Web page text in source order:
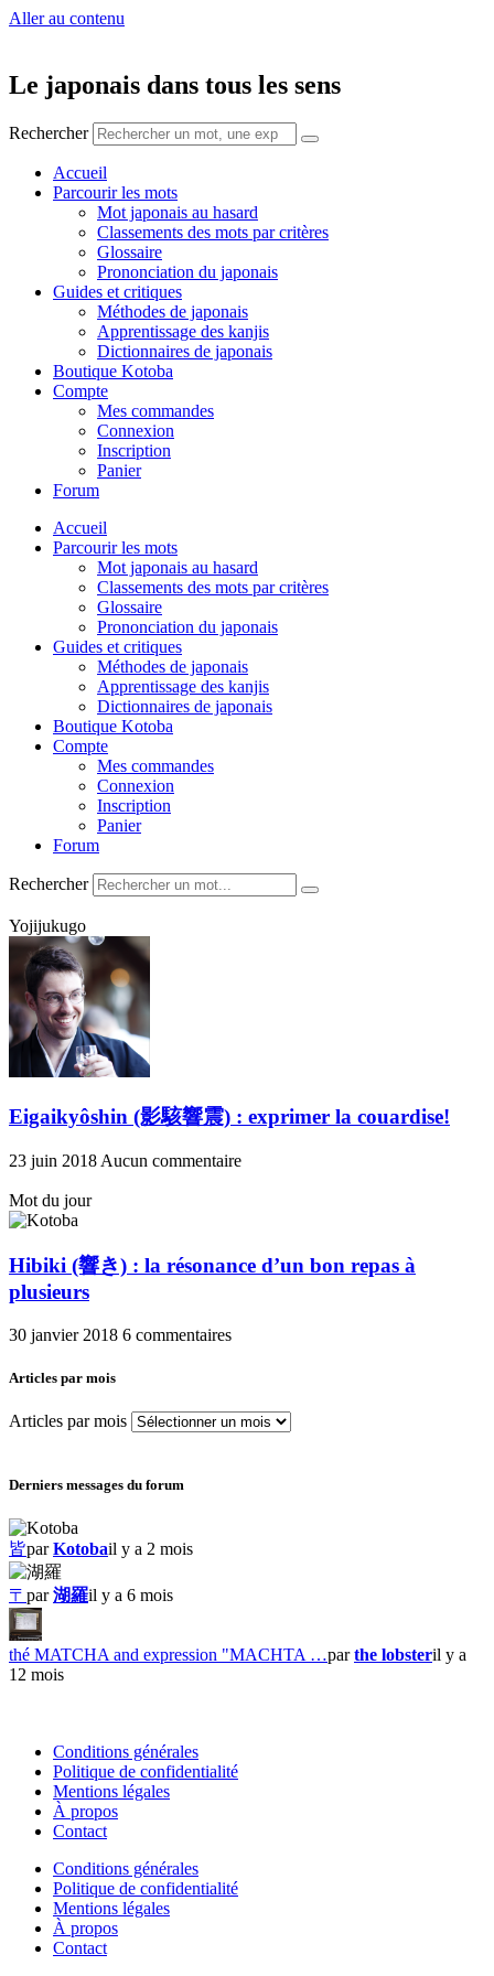
Aller au contenu
Le japonais dans tous les sens
Rechercher
Accueil
Parcourir les mots
Mot japonais au hasard
Classements des mots par critères
Glossaire
Prononciation du japonais
Guides et critiques
Méthodes de japonais
Apprentissage des kanjis
Dictionnaires de japonais
Boutique Kotoba
Compte
Mes commandes
Connexion
Inscription
Panier
Forum
Accueil
Parcourir les mots
Mot japonais au hasard
Classements des mots par critères
Glossaire
Prononciation du japonais
Guides et critiques
Méthodes de japonais
Apprentissage des kanjis
Dictionnaires de japonais
Boutique Kotoba
Compte
Mes commandes
Connexion
Inscription
Panier
Forum
Rechercher
Yojijukugo
Eigaikyôshin (影駭響震) : exprimer la couardise!
23 juin 2018 Aucun commentaire
Mot du jour
Hibiki (響き) : la résonance d’un bon repas à
plusieurs
30 janvier 2018 6 commentaires
Articles par mois
Articles par mois
Derniers messages du forum
皆parKotobail y a 2 mois
〒 par湖羅il y a 6 mois
thé MATCHA and expression "MACHTA …parthe lobsteril y a
12 mois
Conditions générales
Politique de confidentialité
Mentions légales
À propos
Contact
Conditions générales
Politique de confidentialité
Mentions légales
À propos
Contact